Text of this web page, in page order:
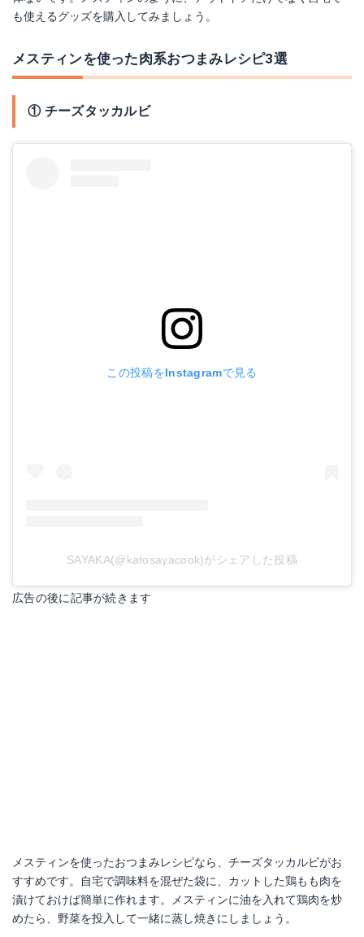
も使えるグッズを購入してみましょう。
メスティンを使った肉系おつまみレシピ3選
① チーズタッカルビ
この投稿をInstagramで見る
SAYAKA(@katosayacook)がシェアした投稿
広告の後に記事が続きます
メスティンを使ったおつまみレシピなら、チーズタッカルビがお
すすめです。自宅で調味料を混ぜた袋に、カットした鶏もも肉を
漬けておけば簡単に作れます。メスティンに油を入れて鶏肉を炒
めたら、野菜を投入して一緒に蒸し焼きにしましょう。